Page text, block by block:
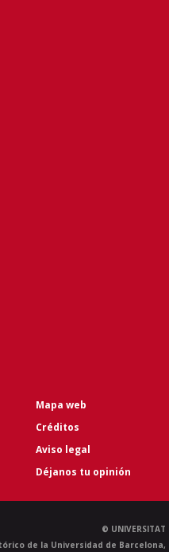
Mapa web
Créditos
Aviso legal
Déjanos tu opinión
© UNIVERSITAT
de la Universidad de Barcelona,